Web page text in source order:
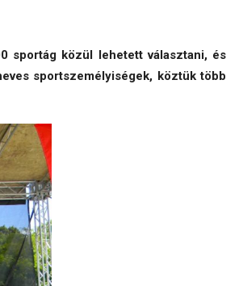
sportág közül lehetett választani, és
sportszemélyiségek, köztük több